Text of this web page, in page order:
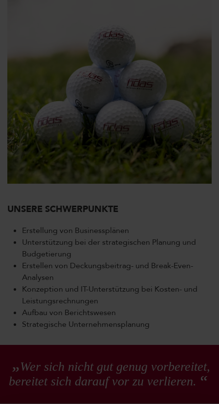
UNSERE SCHWERPUNKTE
Erstellung von Businessplänen
Unterstützung bei der strategischen Planung und
Budgetierung
Erstellen von Deckungsbeitrag- und Break-Even-
Analysen
Konzeption und IT-Unterstützung bei Kosten- und
Leistungsrechnungen
Aufbau von Berichtswesen
Strategische Unternehmensplanung
Wer sich nicht gut genug vorbereitet,
bereitet sich darauf vor zu verlieren.